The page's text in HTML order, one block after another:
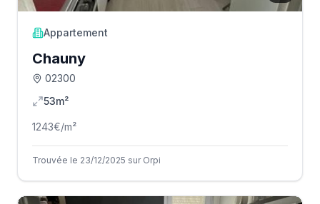
Appartement
Chauny
02300
53m²
1243€/m²
Trouvée le 23/12/2025 sur Orpi